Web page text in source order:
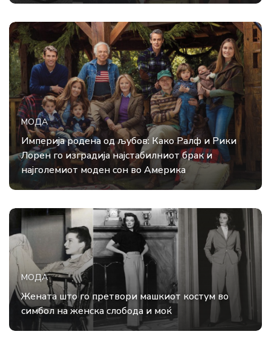
МОДА
Империја родена од љубов: Како Ралф и Рики
Лорен го изградија најстабилниот брак и
најголемиот моден сон во Америка
МОДА
Жената што го претвори машкиот костум во
симбол на женска слобода и моќ